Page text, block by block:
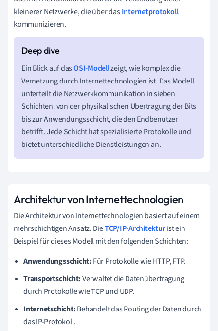
kleinerer Netzwerke, die über dasInternetprotokoll
kommunizieren.
Ein Blick auf dasOSI-Modellzeigt, wie komplex die
Vernetzung durch Internettechnologien ist. Das Modell
unterteilt die Netzwerkkommunikation in sieben
Schichten, von der physikalischen Übertragung der Bits
bis zur Anwendungsschicht, die den Endbenutzer
betrifft. Jede Schicht hat spezialisierte Protokolle und
bietet unterschiedliche Dienstleistungen an.
Architektur von Internettechnologien
Die Architektur von Internettechnologien basiert auf einem
mehrschichtigen Ansatz. DieTCP/IP-Architekturist ein
Beispiel für dieses Modell mit den folgenden Schichten:
Anwendungsschicht: Für Protokolle wie HTTP, FTP.
Transportschicht:Verwaltet die Datenübertragung
durch Protokolle wie TCP und UDP.
Internetschicht:Behandelt das Routing der Daten durch
das IP-Protokoll.